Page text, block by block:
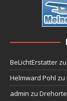
BeLichtErstatter zu
Helmward Pohl zu
admin zu